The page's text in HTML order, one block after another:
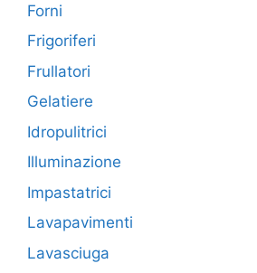
Forni
Frigoriferi
Frullatori
Gelatiere
Idropulitrici
Illuminazione
Impastatrici
Lavapavimenti
Lavasciuga